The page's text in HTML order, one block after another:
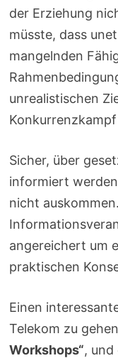
der Erziehung
müsste, dass
mangelnden
unrealistischen
Sicher, über
informiert
nicht
angereichert um
praktischen
Einen
Telekom zu
Workshops“, und